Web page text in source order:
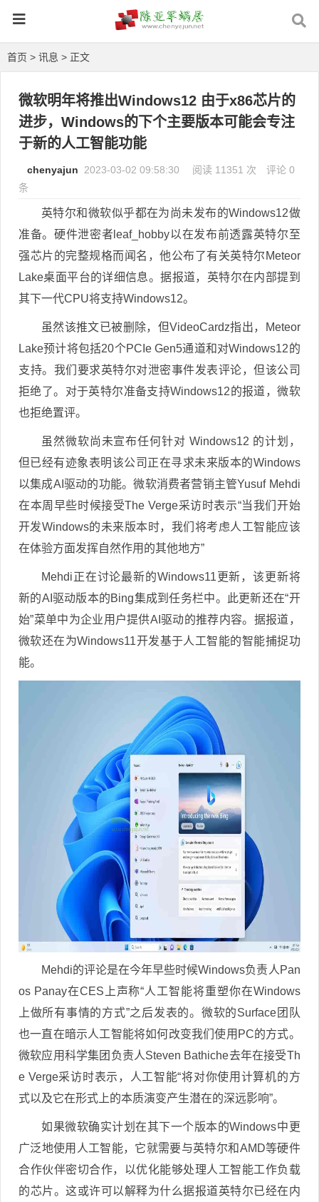
首页 > 讯息 > 正文
微软明年将推出Windows12 由于x86芯片的
进步，Windows的下个主要版本可能会专注
于新的人工智能功能
chenyajun 2023-03-02 09:58:30 阅读 11351 次
评论 0
条
英特尔和微软似乎都在为尚未发布的Windows12做
准备。硬件泄密者leaf_hobby以在发布前透露英特尔至
强芯片的完整规格而闻名，他公布了有关英特尔Meteor
Lake桌面平台的详细信息。据报道，英特尔在内部提到
其下一代CPU将支持Windows12。
虽然该推文已被删除，但VideoCardz指出，Meteor
Lake预计将包括20个PCIe Gen5通道和对Windows12的
支持。我们要求英特尔对泄密事件发表评论，但该公司
拒绝了。对于英特尔准备支持Windows12的报道，微软
也拒绝置评。
虽然微软尚未宣布任何针对 Windows12 的计划，
但已经有迹象表明该公司正在寻求未来版本的Windows
以集成AI驱动的功能。微软消费者营销主管Yusuf Mehdi
在本周早些时候接受The Verge采访时表示“当我们开始
开发Windows的未来版本时，我们将考虑人工智能应该
在体验方面发挥自然作用的其他地方”
Mehdi正在讨论最新的Windows11更新，该更新将
新的AI驱动版本的Bing集成到任务栏中。此更新还在“开
始”菜单中为企业用户提供AI驱动的推荐内容。据报道，
微软还在为Windows11开发基于人工智能的智能捕捉功
能。
Mehdi的评论是在今年早些时候Windows负责人Pan
os Panay在CES上声称“人工智能将重塑你在Windows
上做所有事情的方式”之后发表的。微软的Surface团队
也一直在暗示人工智能将如何改变我们使用PC的方式。
微软应用科学集团负责人Steven Bathiche去年在接受Th
e Verge采访时表示，人工智能“将对你使用计算机的方
式以及它在形式上的本质演变产生潜在的深远影响”。
如果微软确实计划在其下一个版本的Windows中更
广泛地使用人工智能，它就需要与英特尔和AMD等硬件
合作伙伴密切合作，以优化能够处理人工智能工作负载
的芯片。这或许可以解释为什么据报道英特尔已经在内